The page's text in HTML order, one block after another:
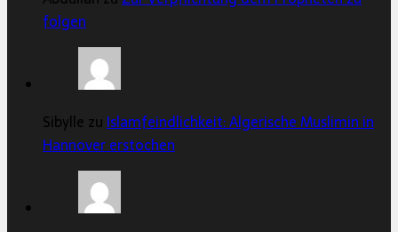
folgen
Sibylle zu Islamfeindlichkeit: Algerische Muslimin in
Hannover erstochen